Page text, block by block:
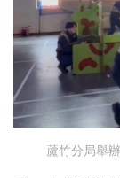
蘆竹分局舉